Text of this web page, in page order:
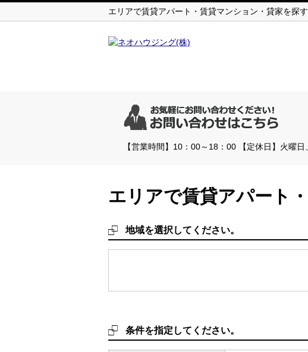
エリアで賃貸アパート・賃貸マンション・貸家を探
【営業時間】10：00～18：00 【定休日】火曜日
エリアで賃貸アパート
地域を選択してください。
条件を指定してください。